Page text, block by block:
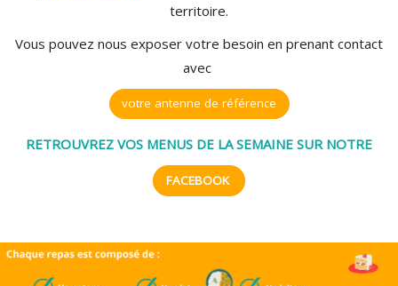
territoire.
Vous pouvez nous exposer votre besoin en prenant contact
avec
votre antenne de référence
RETROUVREZ VOS MENUS DE LA SEMAINE SUR NOTRE
FACEBOOK